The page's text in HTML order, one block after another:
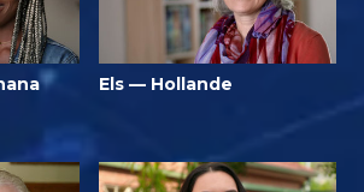
Els — Hollande